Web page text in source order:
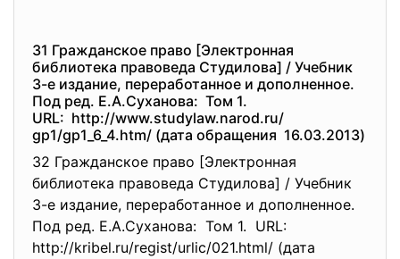
31 Гражданское право [Электронная
библиотека правоведа Студилова] / Учебник
3-е издание, переработанное и дополненное.
Под ред. Е.А.Суханова: Том 1.
URL: http://www.studylaw.narod.ru/
gp1/gp1_6_4.htm/ (дата обращения 16.03.2013)
32 Гражданское право [Электронная
библиотека правоведа Студилова] / Учебник
3-е издание, переработанное и дополненное.
Под ред. Е.А.Суханова: Том 1. URL:
http://kribel.ru/regist/urlic/021.html/ (дата